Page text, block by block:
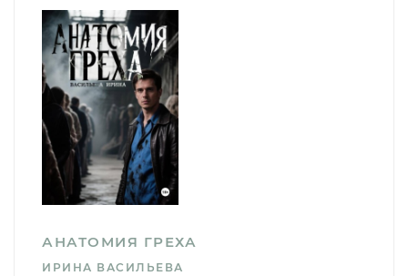
АНАТОМИЯ ГРЕХА
ИРИНА ВАСИЛЬЕВА